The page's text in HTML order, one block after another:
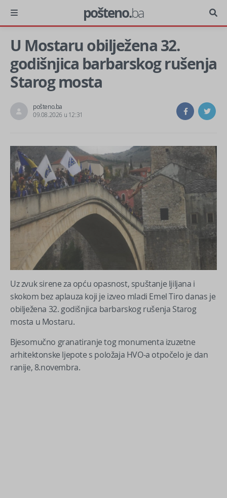
pošteno.ba
U Mostaru obilježena 32.
godišnjica barbarskog rušenja
Starog mosta
pošteno.ba
09.08.2026 u 12:31
Uz zvuk sirene za opću opasnost, spuštanje ljiljana i
skokom bez aplauza koji je izveo mladi Emel Tiro danas je
obilježena 32. godišnjica barbarskog rušenja Starog
mosta u Mostaru.
Bjesomučno granatiranje tog monumenta izuzetne
arhitektonske ljepote s položaja HVO-a otpočelo je dan
ranije, 8.novembra.